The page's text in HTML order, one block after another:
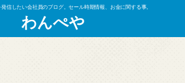
信したい会社員のブログ。セール時期情報、お金に関する事。
わんぺや